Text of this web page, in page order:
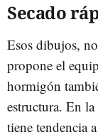
Secado
Esos dibujos,
propone el
hormigón
estructura. En
tiene tendencia